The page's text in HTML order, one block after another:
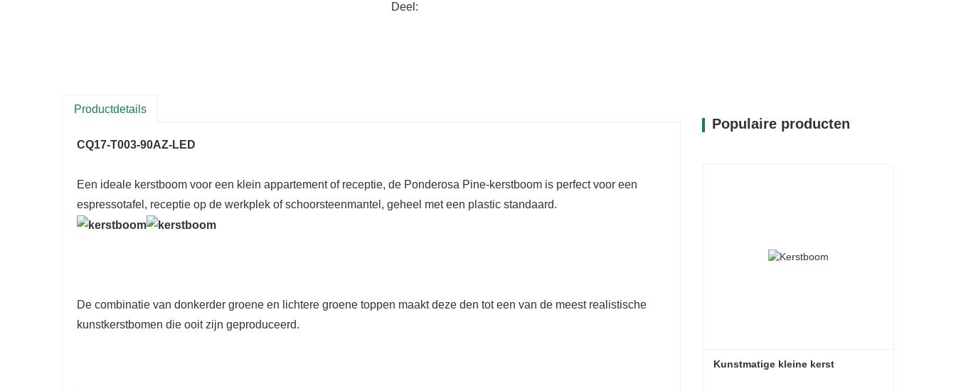
Deel:
Productdetails
CQ17-T003-90AZ-LED
Een ideale kerstboom voor een klein appartement of receptie, de Ponderosa Pine-kerstboom is perfect voor een
espressotafel, receptie op de werkplek of schoorsteenmantel, geheel met een plastic standaard.
De combinatie van donkerder groene en lichtere groene toppen maakt deze den tot een van de meest realistische
kunstkerstbomen die ooit zijn geproduceerd.
Populaire producten
Kunstmatige kleine kerst